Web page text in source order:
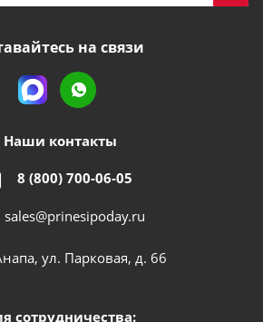
на связи
Наши контакты
8 (800) 700-06-05
sales@prinesipoday.ru
ул. Парковая, д. 66
сотрудничества: